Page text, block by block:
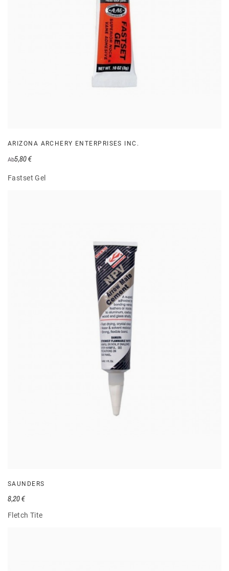
ARIZONA ARCHERY ENTERPRISES INC.
Fastset Gel
Ab5,80 €
SAUNDERS
Fletch Tite
8,20 €